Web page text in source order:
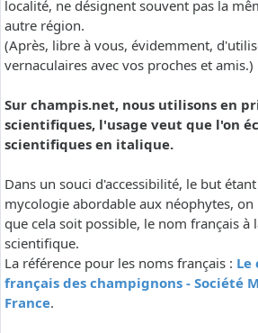
localité, ne désignent souvent pas la
autre région.
(Après, libre à vous, évidemment,
vernaculaires avec vos proches et amis.)
Sur champis.net, nous utilisons en
scientifiques, l'usage veut que l'on
scientifiques en italique.
Dans un souci d'accessibilité, le but
mycologie abordable aux néophytes,
que cela soit possible, le nom français à
scientifique.
La référence pour les noms français : Le
français des champignons - Société
France.